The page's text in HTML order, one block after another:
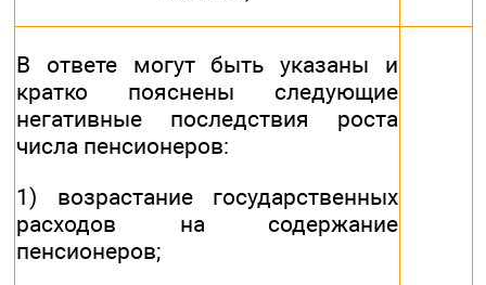
В ответе могут быть указаны и
кратко пояснены следующие
негативные последствия роста
числа пенсионеров:
1) возрастание государственных
расходов на содержание
пенсионеров;